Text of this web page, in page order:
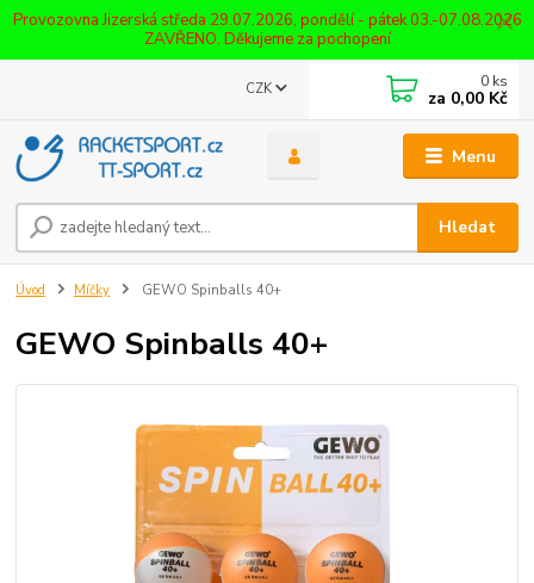
Provozovna Jizerská středa 29.07.2026, pondělí - pátek 03.-07.08.2026
ZAVŘENO. Děkujeme za pochopení
Menu
CZK
Hledat
0 ks
za 0,00 Kč
Úvod Míčky GEWO Spinballs 40+
GEWO Spinballs 40+